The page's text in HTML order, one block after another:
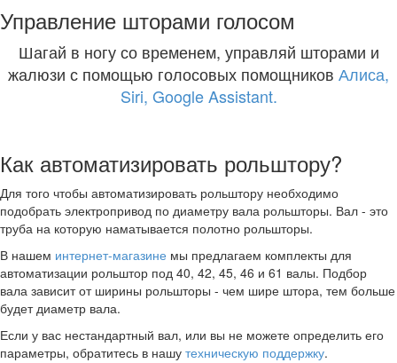
Управление шторами голосом
Шагай в ногу со временем, управляй шторами и
жалюзи с помощью голосовых помощников Алиса,
Siri, Google Assistant.
Как автоматизировать рольштору?
Для того чтобы автоматизировать рольштору необходимо
подобрать электропривод по диаметру вала рольшторы. Вал - это
труба на которую наматывается полотно рольшторы.
В нашем интернет-магазине мы предлагаем комплекты для
автоматизации рольштор под 40, 42, 45, 46 и 61 валы. Подбор
вала зависит от ширины рольшторы - чем шире штора, тем больше
будет диаметр вала.
Если у вас нестандартный вал, или вы не можете определить его
параметры, обратитесь в нашу техническую поддержку.